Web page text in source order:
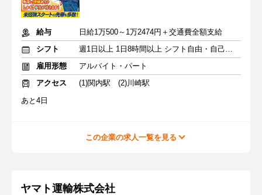
給与
日給1万500～1万2474円＋交通費全額支給
シフト
週1日以上 1日8時間以上 シフト自由・自己申告
雇用形態
アルバイト・パート
アクセス
(1)関内駅 (2)川崎駅
あと4日
この企業の求人一覧を見る
ヤマト運輸株式会社